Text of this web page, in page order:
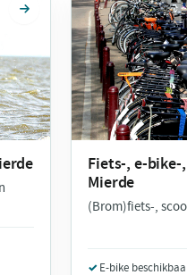
Fiets-, e-
Mierde
(Brom)fiets-,
E-bike